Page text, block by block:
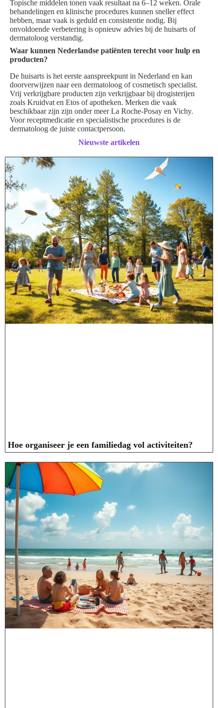
Topische middelen tonen vaak resultaat na 6–12 weken. Orale
behandelingen en klinische procedures kunnen sneller effect
hebben, maar vaak is geduld en consistentie nodig. Bij
onvoldoende verbetering is opnieuw advies bij de huisarts of
dermatoloog verstandig.
Waar kunnen Nederlandse patiënten terecht voor hulp en
producten?
De huisarts is het eerste aanspreekpunt in Nederland en kan
doorverwijzen naar een dermatoloog of cosmetisch specialist.
Vrij verkrijgbare producten zijn verkrijgbaar bij drogisterijen
zoals Kruidvat en Etos of apotheken. Merken die vaak
beschikbaar zijn zijn onder meer La Roche-Posay en Vichy.
Voor receptmedicatie en specialistische procedures is de
dermatoloog de juiste contactpersoon.
Nieuwste artikelen
Hoe organiseer je een familiedag vol activiteiten?